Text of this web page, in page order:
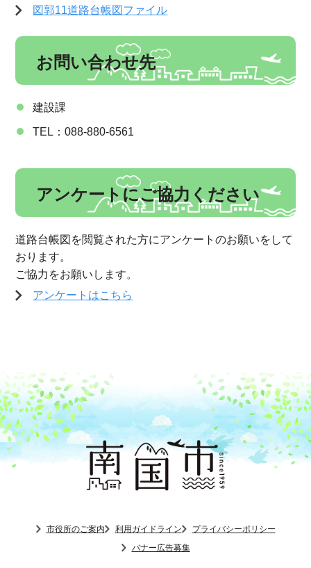
図郭11道路台帳図ファイル
お問い合わせ先
建設課
TEL：088-880-6561
アンケートにご協力ください
道路台帳図を閲覧された方にアンケートのお願いをして
おります。
ご協力をお願いします。
アンケートはこちら
市役所のご案内 利用ガイドライン
プライバシーポリシー
バナー広告募集